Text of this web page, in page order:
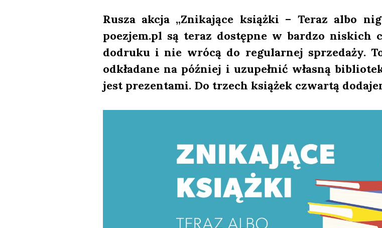
Rusza akcja „Zni­ka­ją­ce książ­ki – Teraz albo
poezjem.pl są teraz dostęp­ne w bar­dzo niskich
dodru­ku i nie wró­cą do regu­lar­nej sprze­da­ży.
odkła­da­ne na póź­niej i uzu­peł­nić wła­sną
jest pre­zen­ta­mi. Do trzech ksią­żek czwar­tą